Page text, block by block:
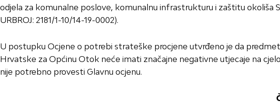
odjela za komunalne poslove, komunalnu infrastrukturu i zaštitu okoliša
URBROJ: 2181/1-10/14-19-0002).
U postupku Ocjene o potrebi strateške procjene utvrđeno je da
Hrvatske za Općinu Otok neće imati značajne negativne utjecaje na
nije potrebno provesti Glavnu ocjenu.